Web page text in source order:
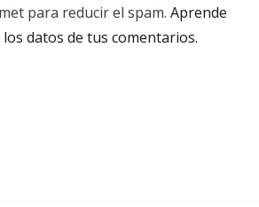
para reducir el spam. Aprende
datos de tus comentarios.